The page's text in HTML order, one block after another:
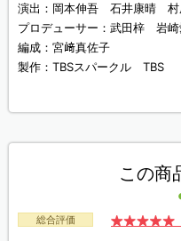
演出：岡本伸吾 石井康晴 村
プロデューサー：武田梓 岩崎
編成：宮﨑真佐子
製作：TBSスパークル TBS
この商
総合評価